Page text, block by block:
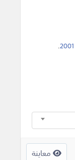
2001
.
معاينة